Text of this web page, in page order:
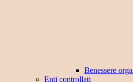
Benessere
Enti controllati